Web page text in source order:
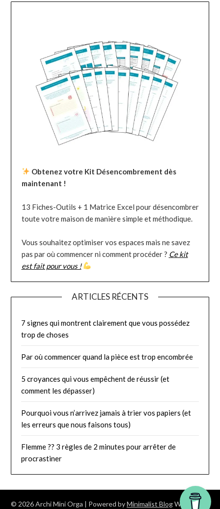
Obtenez votre Kit Désencombrement dès
maintenant !
13 Fiches-Outils + 1 Matrice Excel pour désencombrer
toute votre maison de manière simple et méthodique.
Vous souhaitez optimiser vos espaces mais ne savez
pas par où commencer ni comment procéder ? Ce kit
est fait pour vous !
ARTICLES RÉCENTS
7 signes qui montrent clairement que vous possédez
trop de choses
Par où commencer quand la pièce est trop encombrée
5 croyances qui vous empêchent de réussir (et
comment les dépasser)
Pourquoi vous n’arrivez jamais à trier vos papiers (et
les erreurs que nous faisons tous)
Flemme ?? 3 règles de 2 minutes pour arrêter de
procrastiner
© 2026 Archi Mini Orga | Powered byMinimalist BlogWordPress